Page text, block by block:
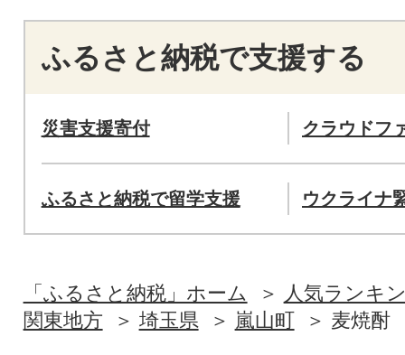
ふるさと納税で支援する
災害支援寄付 クラウドフ
ふるさと納税で留学支援 ウクライナ
「ふるさと納税」ホーム
人気ランキ
関東地方
埼玉県 嵐山町 麦焼酎